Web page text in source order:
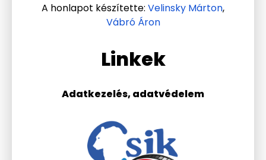
Linkek
Adatkezelés, adatvédelem
A honlapot készítette: Velinsky Márton,
Vábró Áron